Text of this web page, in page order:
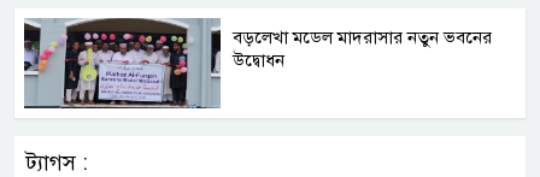
বড়লেখা মডেল মাদরাসার নতুন ভবনের
উদ্বোধন
ট্যাগস :